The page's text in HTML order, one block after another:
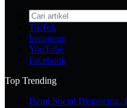
TikTok
Instagram
YouTube
Facebook
Top Trending
Demi Social